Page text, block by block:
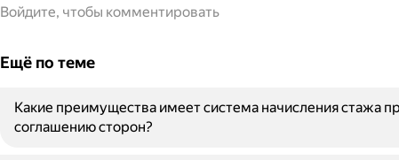
Войдите, чтобы комментировать
Ещё по теме
Какие преимущества имеет система начисления стажа
соглашению сторон?